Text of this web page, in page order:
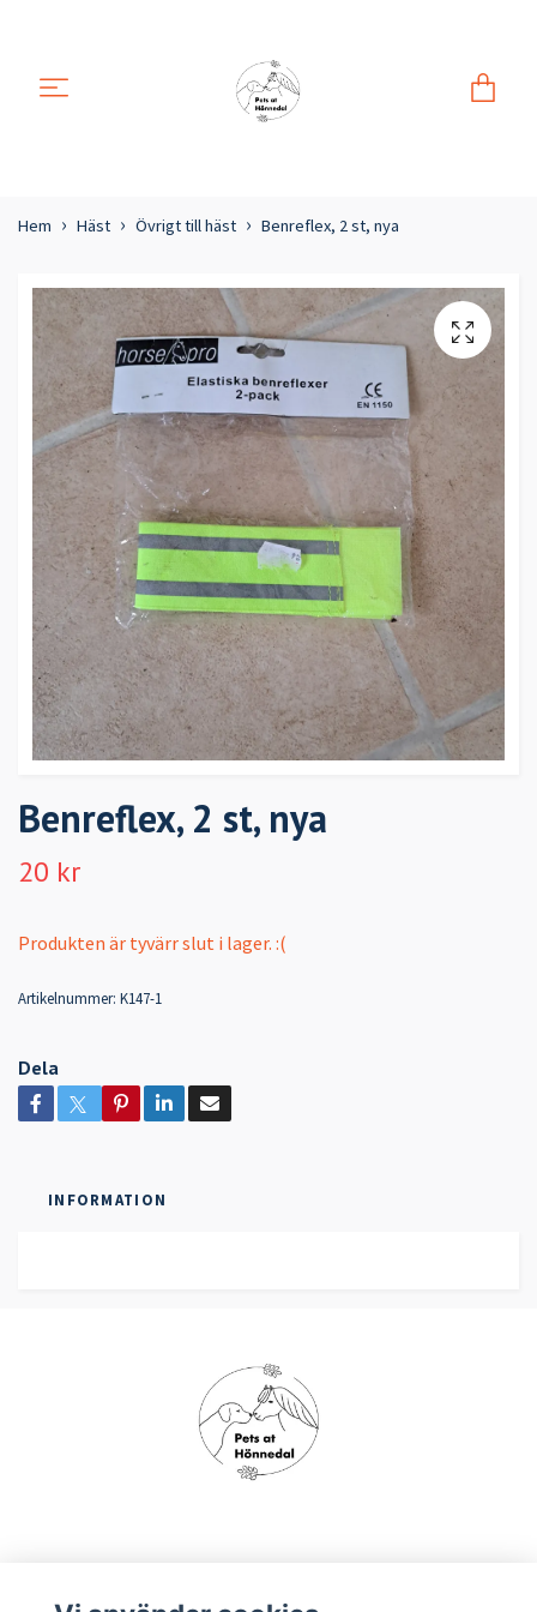
Hem Häst Övrigt till häst Benreflex, 2 st, nya
Benreflex, 2 st, nya
20 kr
Produkten är tyvärr slut i lager. :(
Artikelnummer: K147-1
Dela
INFORMATION